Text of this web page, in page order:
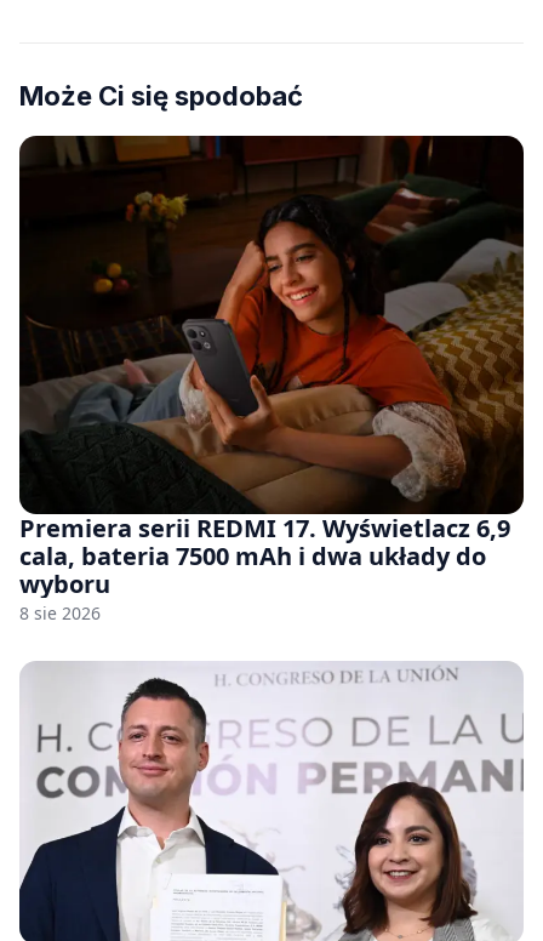
Może Ci się spodobać
Premiera serii REDMI 17. Wyświetlacz 6,9
cala, bateria 7500 mAh i dwa układy do
wyboru
8 sie 2026